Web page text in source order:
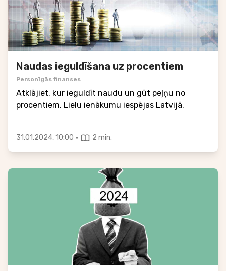
Naudas ieguldīšana uz procentiem
Personīgās finanses
Atklājiet, kur ieguldīt naudu un gūt peļņu no
procentiem. Lielu ienākumu iespējas Latvijā.
31.01.2024, 10:00 · 2 min.